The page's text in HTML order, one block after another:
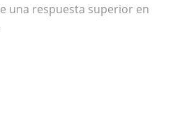
una respuesta superior en